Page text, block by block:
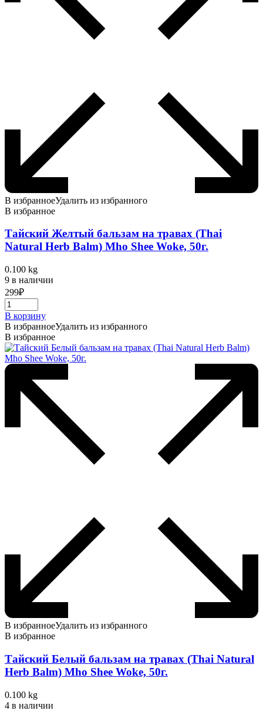
В избранноеУдалить из избранного
В избранное
Тайский Желтый бальзам на травах (Thai
Natural Herb Balm) Mho Shee Woke, 50г.
0.100 kg
9 в наличии
299₽
В корзину
В избранноеУдалить из избранного
В избранное
В избранноеУдалить из избранного
В избранное
Тайский Белый бальзам на травах (Thai Natural
Herb Balm) Mho Shee Woke, 50г.
0.100 kg
4 в наличии